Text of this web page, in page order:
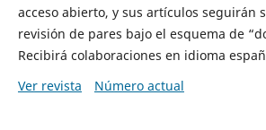
acceso abierto, y sus artículos seguirán
revisión de pares bajo el esquema de
Recibirá colaboraciones en idioma
Ver revista
Número actual